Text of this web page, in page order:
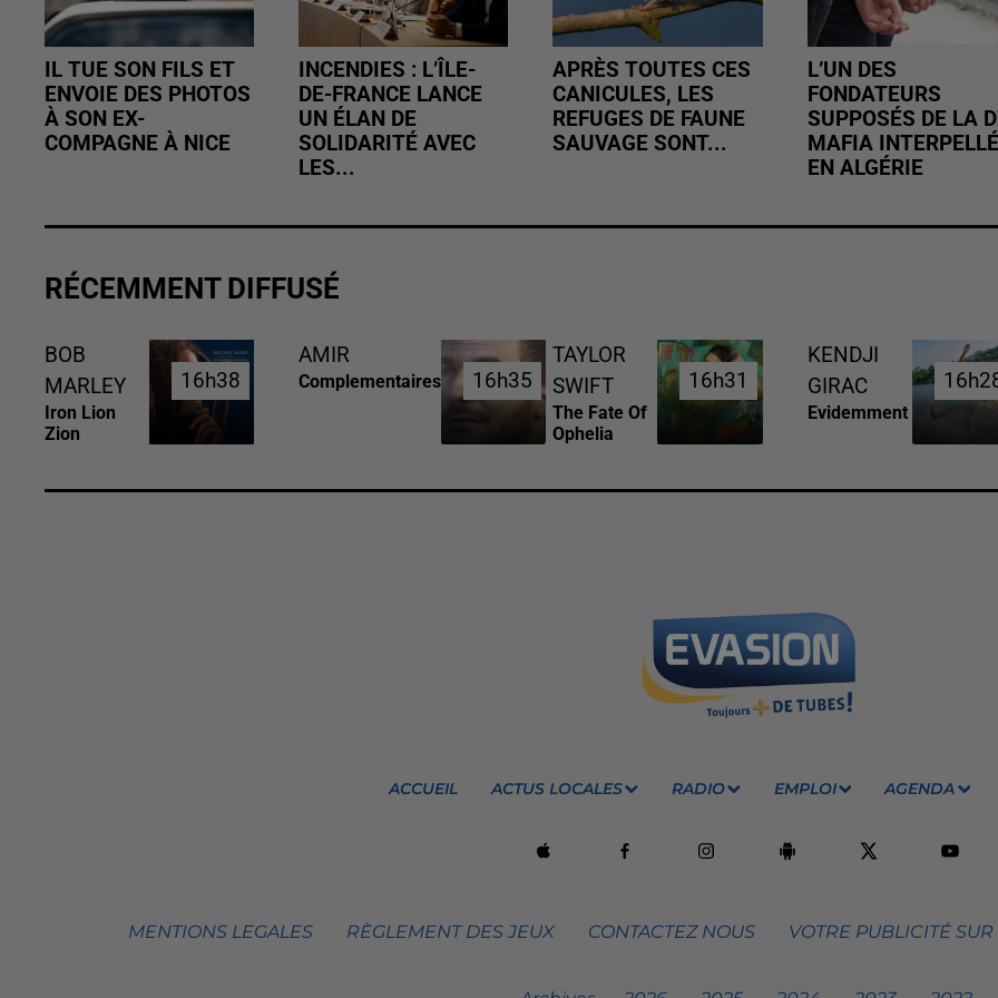
IL TUE SON FILS ET
ENVOIE DES PHOTOS
À SON EX-
COMPAGNE À NICE
INCENDIES : L’ÎLE-
DE-FRANCE LANCE
UN ÉLAN DE
SOLIDARITÉ AVEC
LES...
APRÈS TOUTES CES
CANICULES, LES
REFUGES DE FAUNE
SAUVAGE SONT...
L’UN DES
FONDATEURS
SUPPOSÉS DE LA
MAFIA INTERPELLÉ
EN ALGÉRIE
RÉCEMMENT DIFFUSÉ
BOB
MARLEY
Iron Lion
Zion
16h38
16h38
AMIR
Complementaires 16h35
16h35
TAYLOR
SWIFT
The Fate Of
Ophelia
16h31
16h31
KENDJI
GIRAC
Evidemment
ACCUEIL ACTUS LOCALES RADIO EMPLOI AGENDA
MENTIONS LEGALES RÈGLEMENT DES JEUX CONTACTEZ NOUS VOTRE PUBLICITÉ